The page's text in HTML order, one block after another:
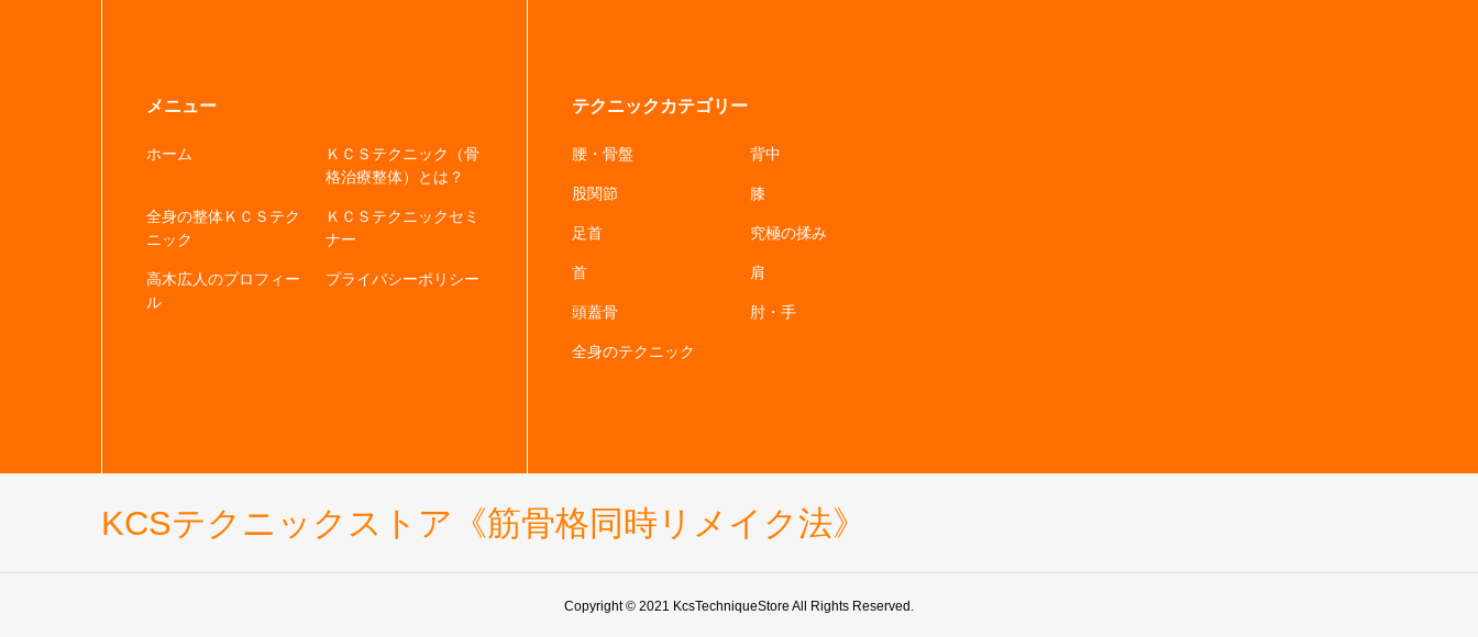
メニュー
ホーム
ＫＣＳテクニック（骨
格治療整体）とは？
全身の整体ＫＣＳテク
ニック
ＫＣＳテクニックセミ
ナー
高木広人のプロフィー
ル
プライバシーポリシー
テクニックカテゴリー
腰・骨盤 背中
股関節 膝
足首 究極の揉み
首 肩
頭蓋骨 肘・手
全身のテクニック
KCSテクニックストア《筋骨格同時リメイク法》
Copyright © 2021 KcsTechniqueStore All Rights Reserved.